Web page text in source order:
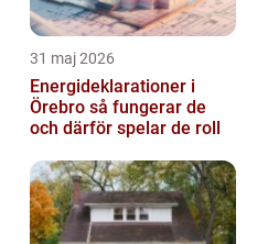
31 maj 2026
Energideklarationer i
Örebro så fungerar de
och därför spelar de roll